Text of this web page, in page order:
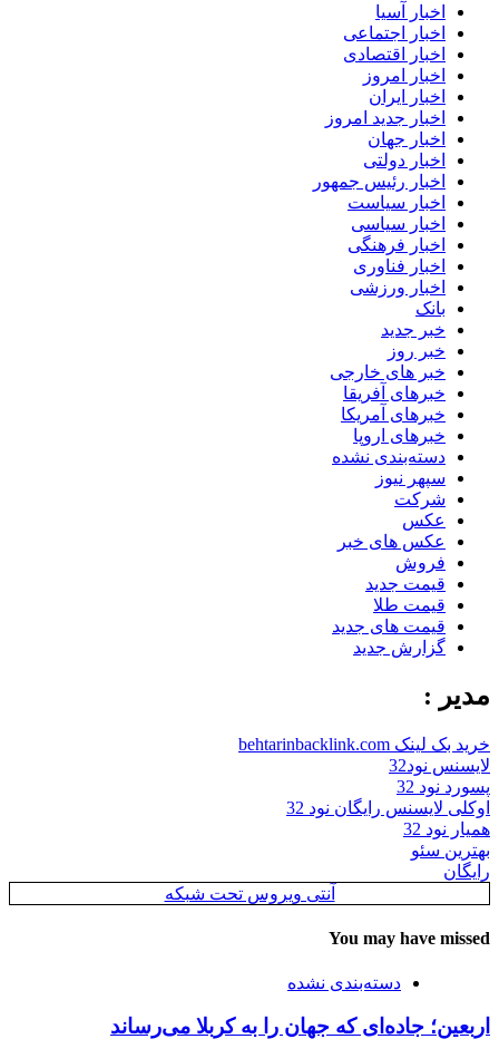
اخبار آسیا
اخبار اجتماعی
اخبار اقتصادی
اخبار امروز
اخبار ایران
اخبار جدید امروز
اخبار جهان
اخبار دولتی
اخبار رئیس جمهور
اخبار سیاست
اخبار سیاسی
اخبار فرهنگی
اخبار فناوری
اخبار ورزشی
بانک
خبر جدید
خبر روز
خبر های خارجی
خبرهای آفریقا
خبرهای آمریکا
خبرهای اروپا
دسته‌بندی نشده
سپهر نیوز
شرکت
عکس
عکس های خبر
فروش
قیمت جدید
قیمت طلا
قیمت های جدید
گزارش جدید
مدیر :
خرید بک لینک behtarinbacklink.com
لایسنس نود32
پسورد نود 32
اوکلی لایسنس رایگان نود 32
همیار نود 32
بهترین سئو
رایگان
آنتی ویروس تحت شبکه
You may have missed
دسته‌بندی نشده
اربعین؛ جاده‌ای که جهان را به کربلا می‌رساند